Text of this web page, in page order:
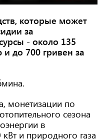
которые может
за
- около 135
и до 700 гривен за
монетизации по
сезона
в
и природного газа